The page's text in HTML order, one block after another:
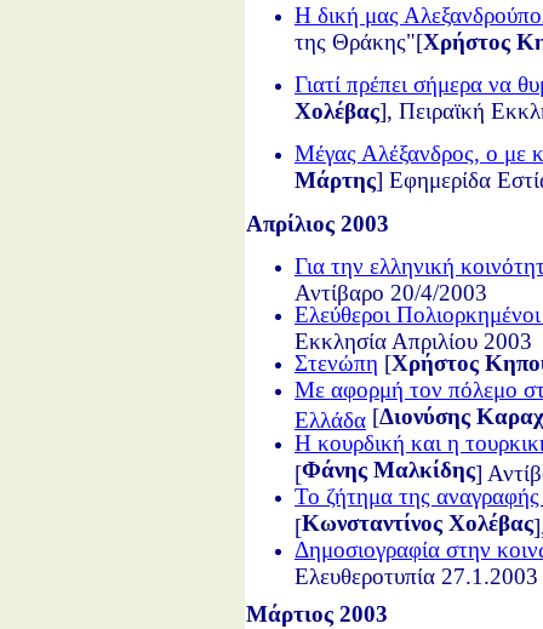
Η δική μας
της Θράκης"[Χρήστος
Γιατί πρέπει σήμερα να
Χολέβας], Πειραϊκή
Μέγας Αλέξανδρος, ο με
Μάρτης] Εφημερίδα
Απρίλιος 2003
Για την ελληνική
Αντίβαρο 20/4/2003
Ελεύθεροι
Εκκλησία Απριλίου 2003
Στενώπη [Χρήστος
Με αφορμή τον πόλεμο
Ελλάδα [Διονύσης
Η κουρδική και η
[Φάνης Μαλκίδης]
Το ζήτημα της
[Κωνσταντίνος Χολέβας
Δημοσιογραφία στην
Ελευθεροτυπία 27.1.2003
Μάρτιος 2003